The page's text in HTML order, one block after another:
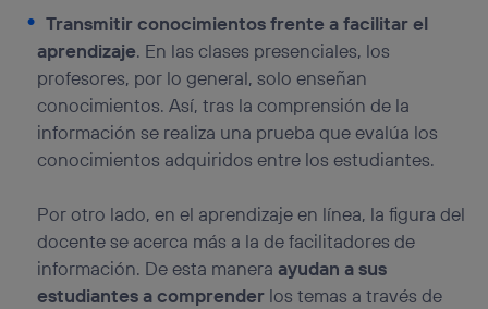
Transmitir conocimientos frente a facilitar el
aprendizaje. En las clases presenciales, los
profesores, por lo general, solo enseñan
conocimientos. Así, tras la comprensión de la
información se realiza una prueba que evalúa los
conocimientos adquiridos entre los estudiantes.
Por otro lado, en el aprendizaje en línea, la figura del
docente se acerca más a la de facilitadores de
información. De esta manera ayudan a sus
estudiantes a comprender los temas a través de